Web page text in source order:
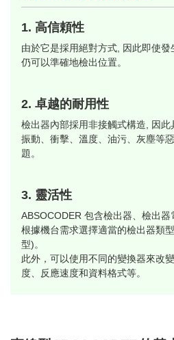
1. 高信頼性
由於它是採用絕對方式, 因此即使發
仍可以準確地檢出位置。
2. 卓越的耐用性
檢出器內部採用非接觸式構造, 因
振動、衝擊、溫度、油污、灰塵等
題。
3. 靈活性
ABSOCODER 包含檢出器、檢出
根據機台需求選擇適當的檢出器類
型)。
此外，可以使用不同的變換器來改
度、反應速度和資料格式等。